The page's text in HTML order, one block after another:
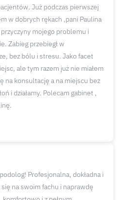
Już podczas pierwszej
w dobrych rękach ,pani Paulina
przyczyny mojego problemu i
Zabieg przebiegł w
bez bólu i stresu. Jako facet
ale tym razem już nie miałem
na konsultację a na miejscu bez
i działamy. Polecam gabinet ,
Profesjonalna, dokładna i
na swoim fachu i naprawdę